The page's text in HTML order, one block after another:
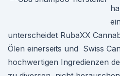
unterscheidet RubaXX
Ölen einerseits und Swiss
hochwertigen Ingredienzen